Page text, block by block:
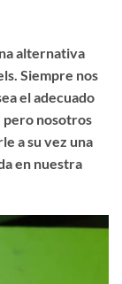
alternativa
Siempre nos
el adecuado
pero nosotros
a su vez una
en nuestra